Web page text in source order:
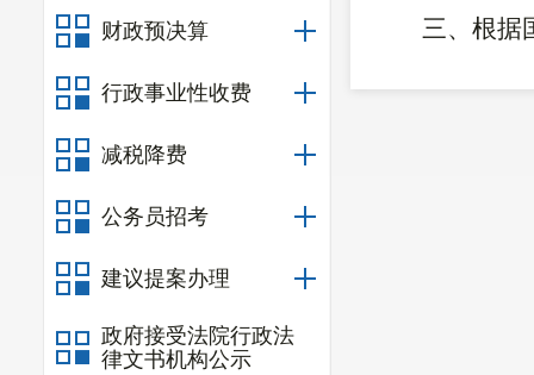
财政预决算
行政事业性收费
减税降费
公务员招考
建议提案办理
政府接受法院行政法
律文书机构公示
三、根据